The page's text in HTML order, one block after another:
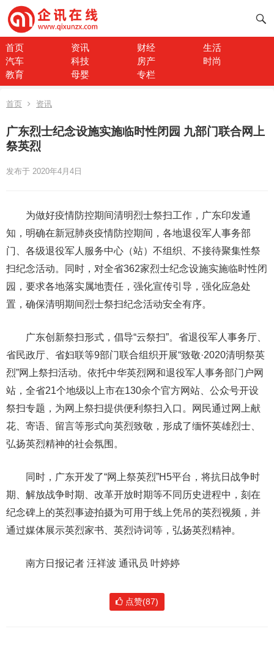
首页 资讯 财经
生活
汽车
科技 房产
时尚
教育
母婴 专栏
首页 资讯
广东烈士纪念设施实施临时性闭园 九部门联合网上
祭英烈
发布于 2020年4月4日
为做好疫情防控期间清明烈士祭扫工作，广东印发通
知，明确在新冠肺炎疫情防控期间，各地退役军人事务部
门、各级退役军人服务中心（站）不组织、不接待聚集性祭
扫纪念活动。同时，对全省362家烈士纪念设施实施临时性闭
园，要求各地落实属地责任，强化宣传引导，强化应急处
置，确保清明期间烈士祭扫纪念活动安全有序。
广东创新祭扫形式，倡导“云祭扫”。省退役军人事务厅、
省民政厅、省妇联等9部门联合组织开展“致敬·2020清明祭英
烈”网上祭扫活动。依托中华英烈网和退役军人事务部门户网
站，全省21个地级以上市在130余个官方网站、公众号开设
祭扫专题，为网上祭扫提供便利祭扫入口。网民通过网上献
花、寄语、留言等形式向英烈致敬，形成了缅怀英雄烈士、
弘扬英烈精神的社会氛围。
同时，广东开发了“网上祭英烈”H5平台，将抗日战争时
期、解放战争时期、改革开放时期等不同历史进程中，刻在
纪念碑上的英烈事迹拍摄为可用于线上凭吊的英烈视频，并
通过媒体展示英烈家书、英烈诗词等，弘扬英烈精神。
南方日报记者 汪祥波 通讯员 叶婷婷
点赞(87)